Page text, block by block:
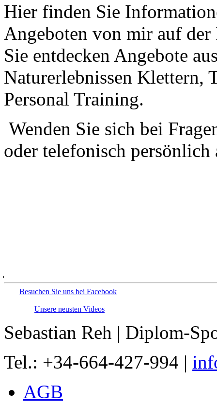
Hier finden Sie
Angeboten von mir auf der
Sie entdecken Angebote
Naturerlebnissen Klettern,
Personal Training.
Wenden Sie sich bei
oder telefonisch persönlich
Besuchen Sie uns bei Facebook
Unsere neusten Videos
Sebastian Reh | Diplom-
Tel.: +34-664-427-994 |
AGB